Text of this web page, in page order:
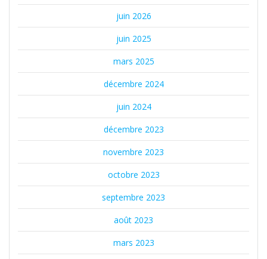
juin 2026
juin 2025
mars 2025
décembre 2024
juin 2024
décembre 2023
novembre 2023
octobre 2023
septembre 2023
août 2023
mars 2023